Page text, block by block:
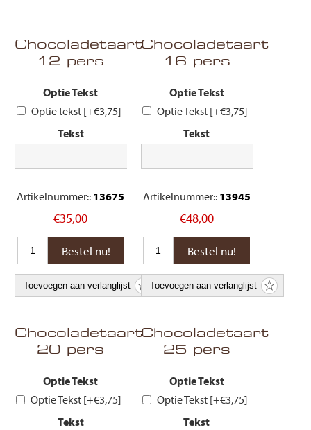
Chocoladetaart
12 pers
Optie Tekst
Optie tekst [+€3,75]
Tekst
Artikelnummer:: 13675
€35,00
Chocoladetaart
16 pers
Optie Tekst
Optie Tekst [+€3,75]
Tekst
Artikelnummer:: 13945
€48,00
Chocoladetaart
20 pers
Optie Tekst
Optie Tekst [+€3,75]
Tekst
Chocoladetaart
25 pers
Optie Tekst
Optie Tekst [+€3,75]
Tekst